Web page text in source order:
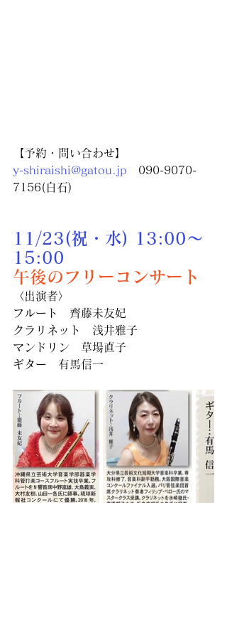
【予約・問い合わせ】
y-shiraishi@gatou.jp 090-9070-
7156(白石)
11/23(祝・水) 13:00〜
15:00
午後のフリーコンサート
〈出演者〉
フルート　齊藤未友妃
クラリネット　浅井雅子
マンドリン　草場直子
ギター　有馬信一